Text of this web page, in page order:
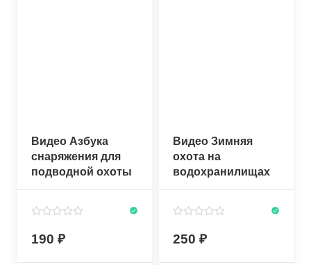
Видео Азбука
снаряжения для
подводной охоты
190
Видео Зимняя
охота на
водохранилищах
250